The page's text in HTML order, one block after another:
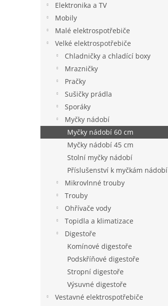
Elektronika a TV
Mobily
Malé elektrospotřebiče
Velké elektrospotřebiče
Chladničky a chladící boxy
Mrazničky
Pračky
Sušičky prádla
Sporáky
Myčky nádobí
Myčky nádobí 60 cm
Myčky nádobí 45 cm
Stolní myčky nádobí
Příslušenství k myčkám nádobí
Mikrovlnné trouby
Trouby
Ohřívače vody
Topidla a klimatizace
Digestoře
Komínové digestoře
Podskříňové digestoře
Stropní digestoře
Výsuvné digestoře
Vestavné elektrospotřebiče